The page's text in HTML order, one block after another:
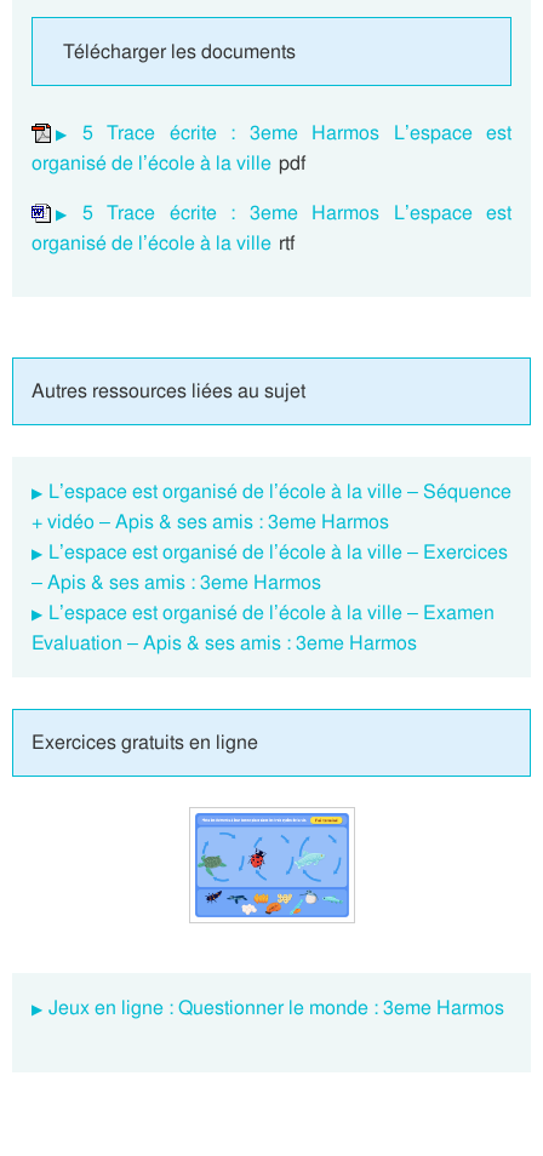
Télécharger les documents
5 Trace écrite : 3eme Harmos L’espace est
organisé de l’école à la ville pdf
5 Trace écrite : 3eme Harmos L’espace est
organisé de l’école à la ville rtf
Autres ressources liées au sujet
L’espace est organisé de l’école à la ville – Séquence
+ vidéo – Apis & ses amis : 3eme Harmos
L’espace est organisé de l’école à la ville – Exercices
– Apis & ses amis : 3eme Harmos
L’espace est organisé de l’école à la ville – Examen
Evaluation – Apis & ses amis : 3eme Harmos
Exercices gratuits en ligne
Jeux en ligne : Questionner le monde : 3eme Harmos